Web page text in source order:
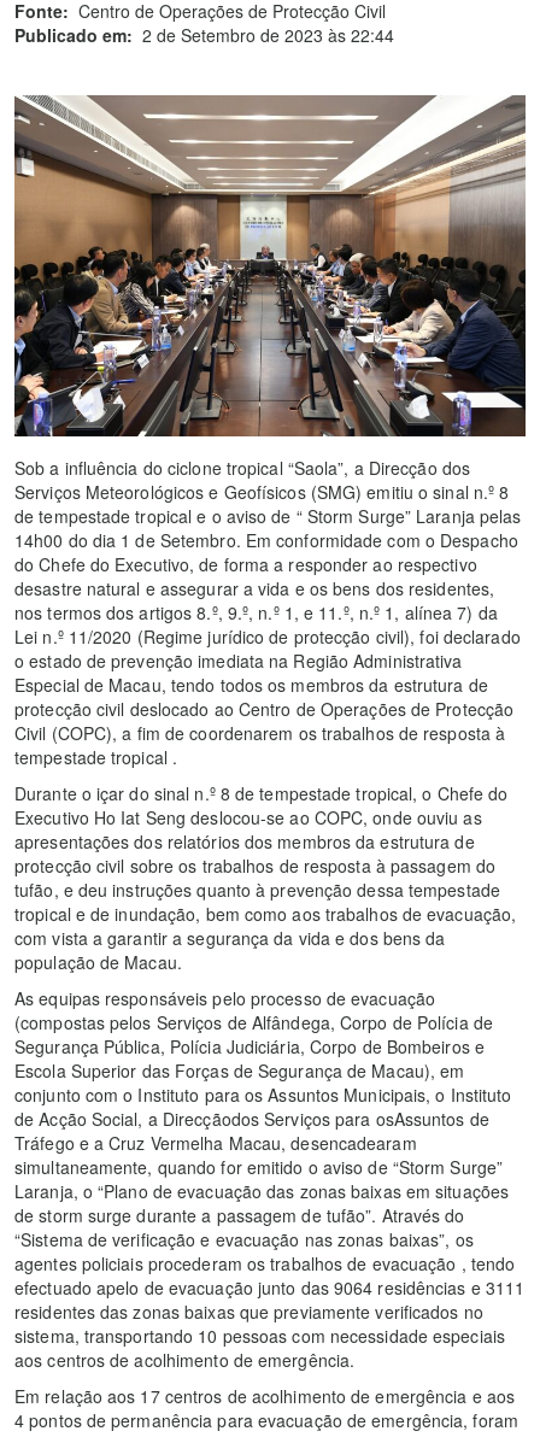
Fonte: Centro de Operações de Protecção Civil
Publicado em: 2 de Setembro de 2023 às 22:44
Sob a influência do ciclone tropical “Saola”, a Direcção dos
Serviços Meteorológicos e Geofísicos (SMG) emitiu o sinal n.º 8
de tempestade tropical e o aviso de “ Storm Surge” Laranja pelas
14h00 do dia 1 de Setembro. Em conformidade com o Despacho
do Chefe do Executivo, de forma a responder ao respectivo
desastre natural e assegurar a vida e os bens dos residentes,
nos termos dos artigos 8.º, 9.º, n.º 1, e 11.º, n.º 1, alínea 7) da
Lei n.º 11/2020 (Regime jurídico de protecção civil), foi declarado
o estado de prevenção imediata na Região Administrativa
Especial de Macau, tendo todos os membros da estrutura de
protecção civil deslocado ao Centro de Operações de Protecção
Civil (COPC), a fim de coordenarem os trabalhos de resposta à
tempestade tropical .
Durante o içar do sinal n.º 8 de tempestade tropical, o Chefe do
Executivo Ho Iat Seng deslocou-se ao COPC, onde ouviu as
apresentações dos relatórios dos membros da estrutura de
protecção civil sobre os trabalhos de resposta à passagem do
tufão, e deu instruções quanto à prevenção dessa tempestade
tropical e de inundação, bem como aos trabalhos de evacuação,
com vista a garantir a segurança da vida e dos bens da
população de Macau.
As equipas responsáveis pelo processo de evacuação
(compostas pelos Serviços de Alfândega, Corpo de Polícia de
Segurança Pública, Polícia Judiciária, Corpo de Bombeiros e
Escola Superior das Forças de Segurança de Macau), em
conjunto com o Instituto para os Assuntos Municipais, o Instituto
de Acção Social, a Direcçãodos Serviços para osAssuntos de
Tráfego e a Cruz Vermelha Macau, desencadearam
simultaneamente, quando for emitido o aviso de “Storm Surge”
Laranja, o “Plano de evacuação das zonas baixas em situações
de storm surge durante a passagem de tufão”. Através do
“Sistema de verificação e evacuação nas zonas baixas”, os
agentes policiais procederam os trabalhos de evacuação , tendo
efectuado apelo de evacuação junto das 9064 residências e 3111
residentes das zonas baixas que previamente verificados no
sistema, transportando 10 pessoas com necessidade especiais
aos centros de acolhimento de emergência.
Em relação aos 17 centros de acolhimento de emergência e aos
4 pontos de permanência para evacuação de emergência, foram